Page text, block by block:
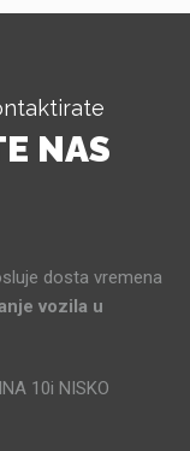
NAS
dosta vremena
vozila u
10i NISKO